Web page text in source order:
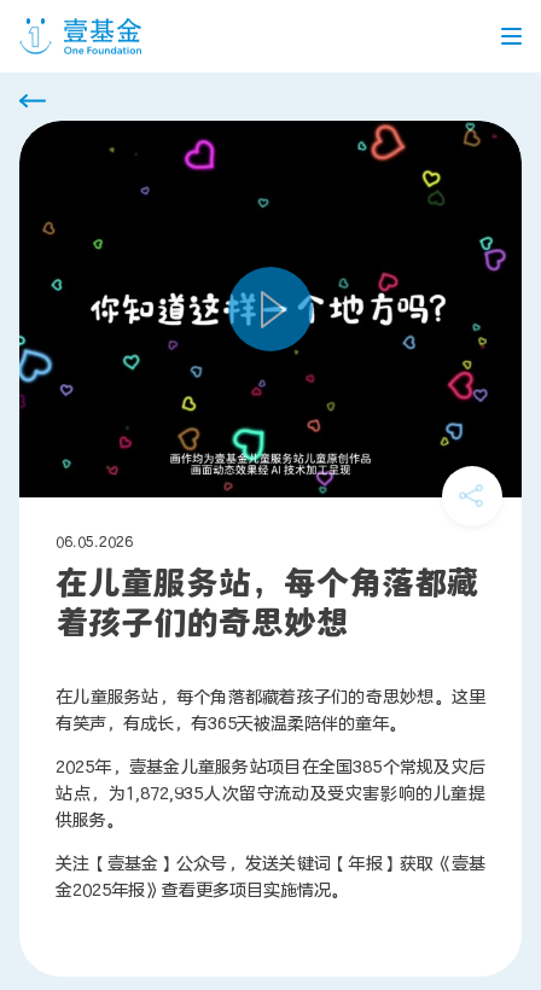
首页
党建引领
个人捐赠
企业合作
联系我们
06.05.2026
在儿童服务站，每个角落都藏
着孩子们的奇思妙想
在儿童服务站，每个角落都藏着孩子们的奇思妙想。这里
有笑声，有成长，有365天被温柔陪伴的童年。
2025年，壹基金儿童服务站项目在全国385个常规及灾后
站点，为1,872,935人次留守流动及受灾害影响的儿童提
供服务。
关注【壹基金】公众号，发送关键词【年报】获取《壹基
金2025年报》查看更多项目实施情况。